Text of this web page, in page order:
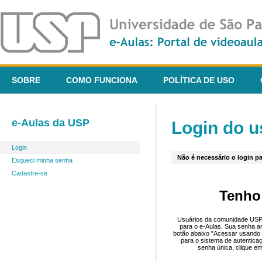
SOBRE COMO FUNCIONA POLÍTICA DE USO
e-Aulas da USP
Login
Esqueci minha senha
Cadastre-se
Login do
Não é necessário o login
Usuários da comunidade
para o e-Aulas. Sua senha
botão abaixo "Acessar
para o sistema de
senha única, clique